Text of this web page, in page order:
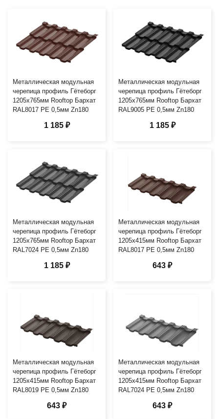
Металлическая модульная
черепица профиль Гётеборг
1205х765мм Rooftop Бархат
RAL8017 PE 0,5мм Zn180
1 185 ₽
Металлическая модульная
черепица профиль Гётеборг
1205х765мм Rooftop Бархат
RAL9005 PE 0,5мм Zn180
1 185 ₽
Металлическая модульная
черепица профиль Гётеборг
1205х765мм Rooftop Бархат
RAL7024 PE 0,5мм Zn180
1 185 ₽
Металлическая модульная
черепица профиль Гётеборг
1205х415мм Rooftop Бархат
RAL8017 PE 0,5мм Zn180
643 ₽
Металлическая модульная
черепица профиль Гётеборг
1205х415мм Rooftop Бархат
RAL8019 PE 0,5мм Zn180
643 ₽
Металлическая модульная
черепица профиль Гётеборг
1205х415мм Rooftop Бархат
RAL7024 PE 0,5мм Zn180
643 ₽